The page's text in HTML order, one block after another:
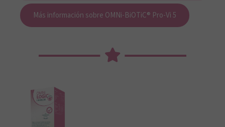
Más información sobre OMNi-BiOTiC® Pro-Vi 5